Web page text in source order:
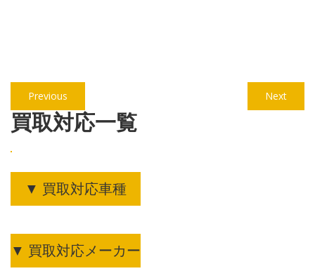
投
稿
ナ
ゲ
ー
シ
ョ
Previous
post:
NextNext
post:
買取対応一覧
▼ 買取対応車種
▼ 買取対応メーカー